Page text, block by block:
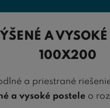
A VYSOKÉ
100X200
a priestrané
a vysoké postele o